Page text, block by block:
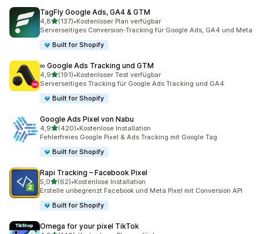
TagFly Google Ads, GA4 & GTM
4,8von 5 Sternen
(137)
137 Rezensionen insgesamt
•Kostenloser Plan verfügbar
Serverseitiges Conversion-Tracking für Google Ads, GA4 und Meta
Built for Shopify
∞ Google Ads Tracking und GTM
4,9von 5 Sternen
(191)
191 Rezensionen insgesamt
•Kostenloser Test verfügbar
Serverseitiges Tracking für Google Ads Tracking und GA4
Built for Shopify
Google Ads Pixel von Nabu
4,9von 5 Sternen
(420)
420 Rezensionen insgesamt
•Kostenlose Installation
Fehlerfreies Google Pixel & Ads Tracking mit Google Tag
Built for Shopify
Rapi Tracking – Facebook Pixel
5,0von 5 Sternen
(62)
62 Rezensionen insgesamt
•Kostenlose Installation
Erstelle unbegrenzt Facebook und Meta Pixel mit Conversion API
Built for Shopify
Omega for your pixel TikTok